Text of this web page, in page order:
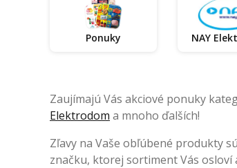
Ponuky NAY
Zaujímajú Vás akciové ponuky
Elektrodom a mnoho ďalších!
Zľavy na Vaše obľúbené produkty
značku, ktorej sortiment Vás